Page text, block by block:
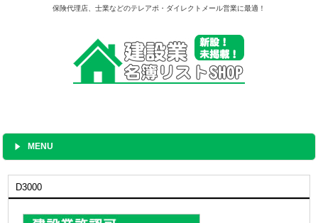
保険代理店、士業などのテレアポ・ダイレクトメール営業に最適！
MENU
D3000